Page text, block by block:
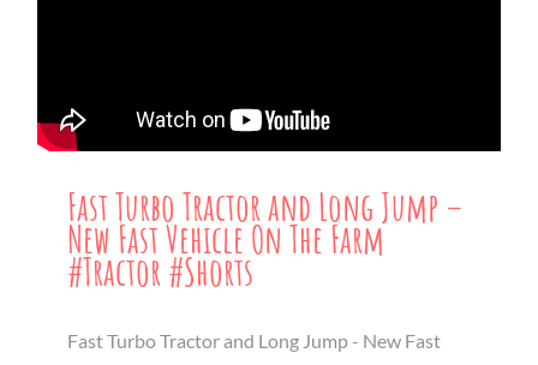
Fast Turbo Tractor and Long Jump –
New Fast Vehicle On The Farm
#Tractor #Shorts
Fast Turbo Tractor and Long Jump - New Fast